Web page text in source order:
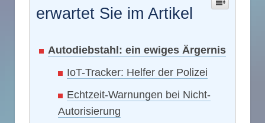
erwartet Sie im Artikel
Autodiebstahl: ein ewiges Ärgernis
IoT-Tracker: Helfer der Polizei
Echtzeit-Warnungen bei Nicht-
Autorisierung